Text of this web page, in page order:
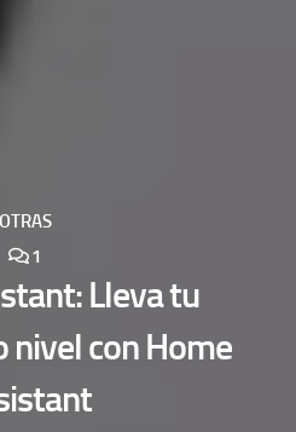
OTRAS
1
Lleva tu
nivel con Home